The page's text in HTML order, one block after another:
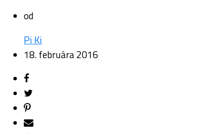
od
Pi Ki
18. februára 2016